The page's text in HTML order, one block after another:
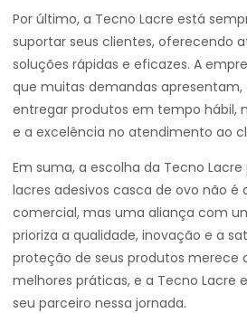
Por último, a Tecno Lacre está
suportar seus clientes, oferecendo
soluções rápidas e eficazes. A
que muitas demandas apresentam,
entregar produtos em tempo hábil,
e a excelência no atendimento ao
Em suma, a escolha da Tecno
lacres adesivos casca de ovo não é
comercial, mas uma aliança com
prioriza a qualidade, inovação e a
proteção de seus produtos merece
melhores práticas, e a Tecno Lacre
seu parceiro nessa jornada.